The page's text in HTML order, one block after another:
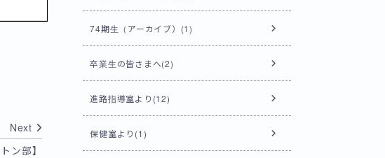
Next
ン部】
74期生（アーカイブ）(1)
卒業生の皆さまへ(2)
進路指導室より(12)
保健室より(1)